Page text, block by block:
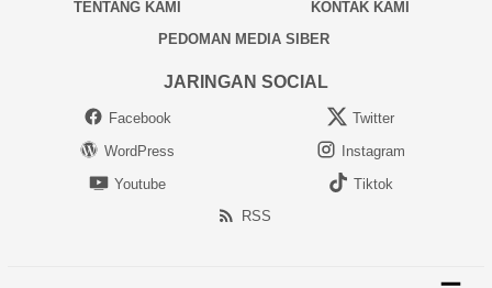
TENTANG KAMI
KONTAK KAMI
PEDOMAN MEDIA SIBER
JARINGAN SOCIAL
Facebook
Twitter
WordPress
Instagram
Youtube
Tiktok
RSS